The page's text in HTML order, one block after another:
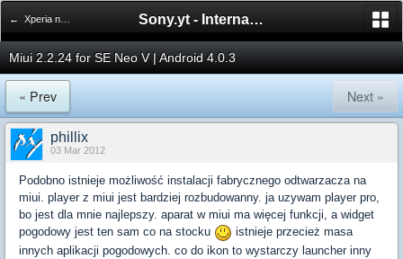
← Xperia neo V Sony.yt - International Sony Forum
Miui 2.2.24 for SE Neo V | Android 4.0.3
« Prev Next »
phillix
03 Mar 2012
Podobno istnieje możliwość instalacji fabrycznego odtwarzacza na
miui. player z miui jest bardziej rozbudowanny. ja uzywam player pro,
bo jest dla mnie najlepszy. aparat w miui ma więcej funkcji, a widget
pogodowy jest ten sam co na stocku
istnieje przecież masa
innych aplikacji pogodowych. co do ikon to wystarczy launcher inny